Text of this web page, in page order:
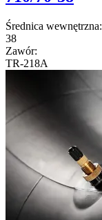
Średnica wewnętrzna:
38
Zawór:
TR-218A